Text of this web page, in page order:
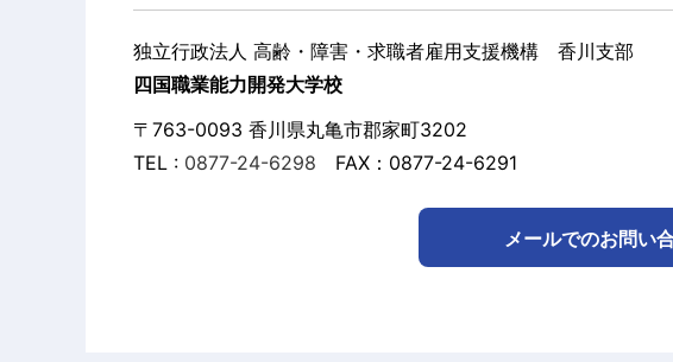
独立行政法人 高齢・障害・求職者雇用支援機構 香川支部
四国職業能力開発大学校
〒763-0093 香川県丸亀市郡家町3202
TEL : 0877-24-6298 FAX：0877-24-6291
メールでのお問い